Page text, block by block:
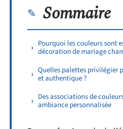
Sommaire
Pourquoi les couleurs sont
décoration de mariage
Quelles palettes privilégier
et authentique ?
Des associations de
ambiance personnalisée